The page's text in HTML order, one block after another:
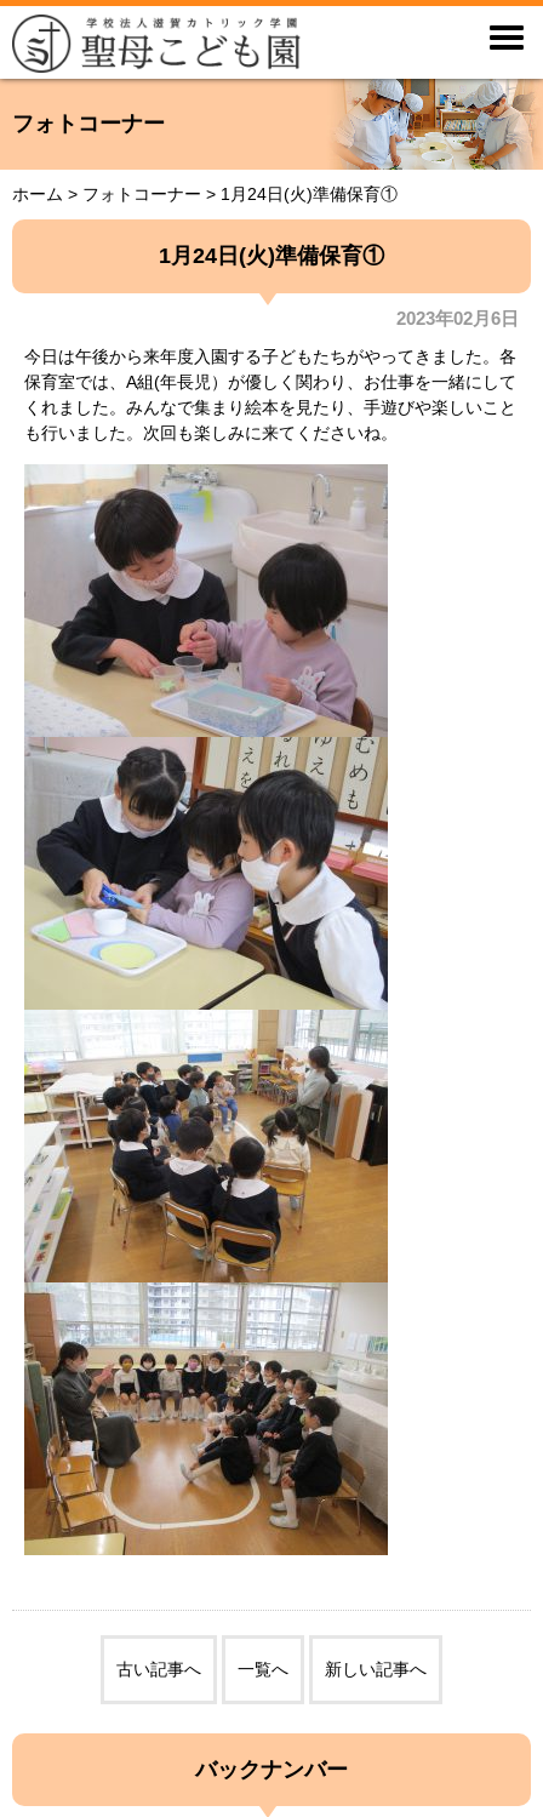

フォトコーナー
ホーム > フォトコーナー > 1月24日(火)準備保育①
1月24日(火)準備保育①
2023年02月6日
今日は午後から来年度入園する子どもたちがやってきました。各
保育室では、A組(年長児）が優しく関わり、お仕事を一緒にして
くれました。みんなで集まり絵本を見たり、手遊びや楽しいこと
も行いました。次回も楽しみに来てくださいね。
古い記事へ 一覧へ 新しい記事へ
バックナンバー